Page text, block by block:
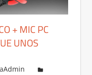
+ MIC PC
UNOS